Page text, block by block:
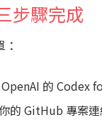
步驟完成
OpenAI 的 Codex
的 GitHub 專案